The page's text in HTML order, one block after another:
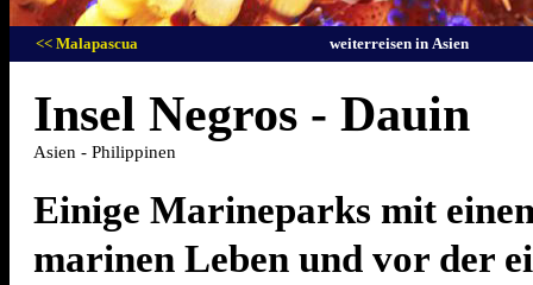
<< Malapascua weiterreisen in Asien
Insel Negros - Dauin
Asien - Philippinen
Einige Marineparks mit
marinen Leben und vor der